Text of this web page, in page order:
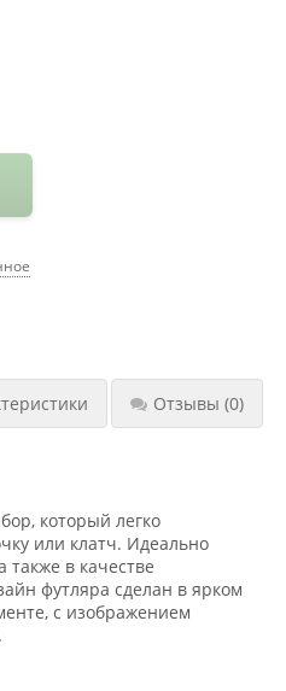
Отзывы (0)
который легко
или клатч. Идеально
также в качестве
футляра сделан в ярком
с изображением